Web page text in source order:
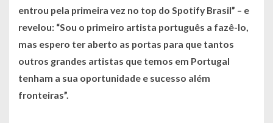
entrou pela primeira vez no top do Spotify Brasil” – e
revelou: “Sou o primeiro artista português a fazê-lo,
mas espero ter aberto as portas para que tantos
outros grandes artistas que temos em Portugal
tenham a sua oportunidade e sucesso além
fronteiras”.